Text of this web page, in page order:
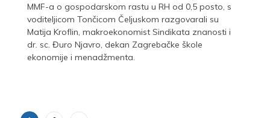
MMF-a o gospodarskom rastu u RH od 0,5 posto, s
voditeljicom Tončicom Čeljuskom razgovarali su
Matija Kroflin, makroekonomist Sindikata znanosti i
dr. sc. Đuro Njavro, dekan Zagrebačke škole
ekonomije i menadžmenta.